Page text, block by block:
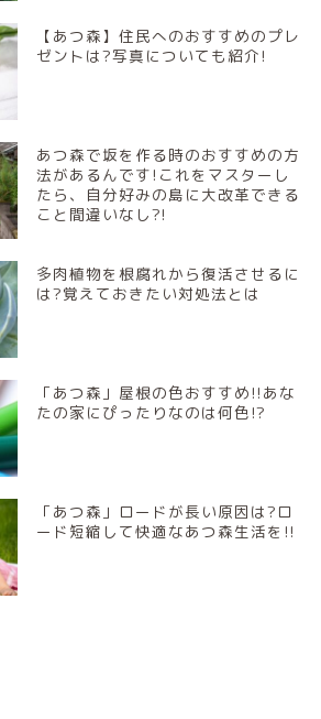
【あつ森】住民へのおすすめのプレ
ゼントは?写真についても紹介!
あつ森で坂を作る時のおすすめの方
法があるんです!これをマスターし
たら、自分好みの島に大改革できる
こと間違いなし?!
多肉植物を根腐れから復活させるに
は?覚えておきたい対処法とは
「あつ森」屋根の色おすすめ!!あな
たの家にぴったりなのは何色!?
「あつ森」ロードが長い原因は?ロ
ード短縮して快適なあつ森生活を!!